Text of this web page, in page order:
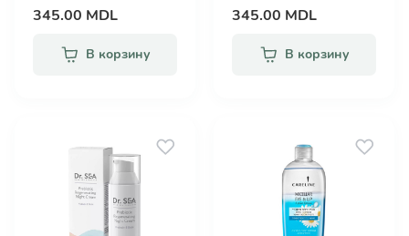
345.00 MDL
В корзину
345.00 MDL
В корзину